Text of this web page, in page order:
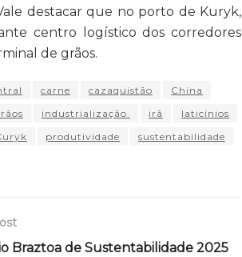
destacar que no porto de Kuryk,
centro logístico dos corredores
de grãos.
carne cazaquistão
China
industrialização. irã
laticínios
produtividade
sustentabilidade
Braztoa de Sustentabilidade 2025